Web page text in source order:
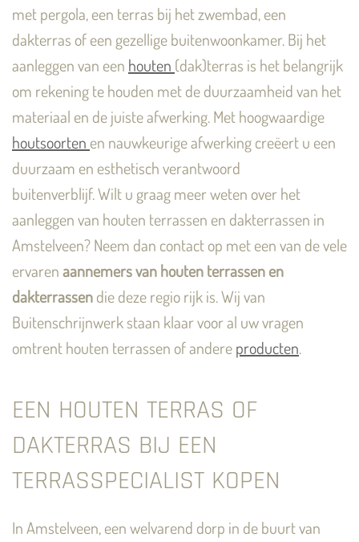
met pergola, een terras bij het zwembad, een
dakterras of een gezellige buitenwoonkamer.Bij het
aanleggen van een houten (dak)terras is het belangrijk
om rekening te houden met de duurzaamheid van het
materiaal en de juiste afwerking. Met hoogwaardige
houtsoorten en nauwkeurige afwerking creëert u een
duurzaam en esthetisch verantwoord
buitenverblijf.Wilt u graag meer weten over het
aanleggen van houten terrassen en dakterrassen in
Amstelveen? Neem dan contact op met een van de vele
ervarenaannemers van houten terrassen en
dakterrassendie deze regio rijk is. Wij van
Buitenschrijnwerk staan klaar voor al uw vragen
omtrent houten terrassen of andereproducten.
EEN HOUTEN TERRAS OF
DAKTERRAS BIJ EEN
TERRASSPECIALIST KOPEN
In Amstelveen, een welvarend dorp in de buurt van